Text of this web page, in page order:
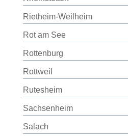
Rietheim-Weilheim
Rot am See
Rottenburg
Rottweil
Rutesheim
Sachsenheim
Salach